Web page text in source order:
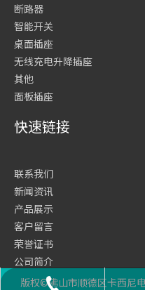
断路器
智能开关
桌面插座
无线充电升降插座
其他
面板插座
快速链接
联系我们
新闻资讯
产品展示
客户留言
荣誉证书
公司简介
网站首页
版权©佛山市顺德区卡西尼